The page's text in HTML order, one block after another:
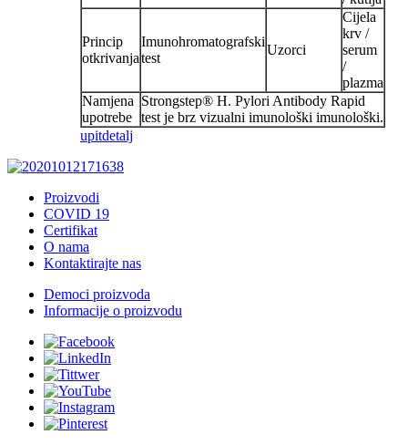
Princip
otkrivanja
Imunohromatografski
test
Uzorci
Cijela
krv /
serum
/
plazma
Namjena
upotrebe
Strongstep® H. Pylori Antibody Rapid
test je brz vizualni imunološki imunološki.
upitdetalj
Proizvodi
COVID 19
Certifikat
O nama
Kontaktirajte nas
Democi proizvoda
Informacije o proizvodu